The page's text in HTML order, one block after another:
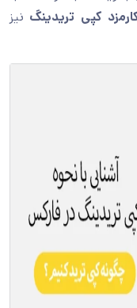
کپی تریدینگ نیز